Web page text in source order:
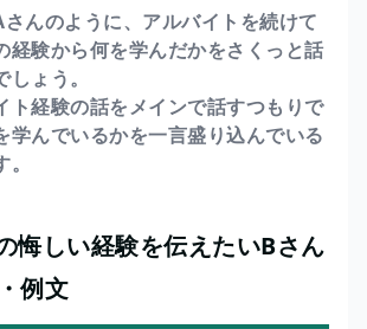
んのように、アルバイトを続けて
経験から何を学んだかをさくっと話
ょう。
ト経験の話をメインで話すつもりで
学んでいるかを一言盛り込んでいる
悔しい経験を伝えたいBさん
例文